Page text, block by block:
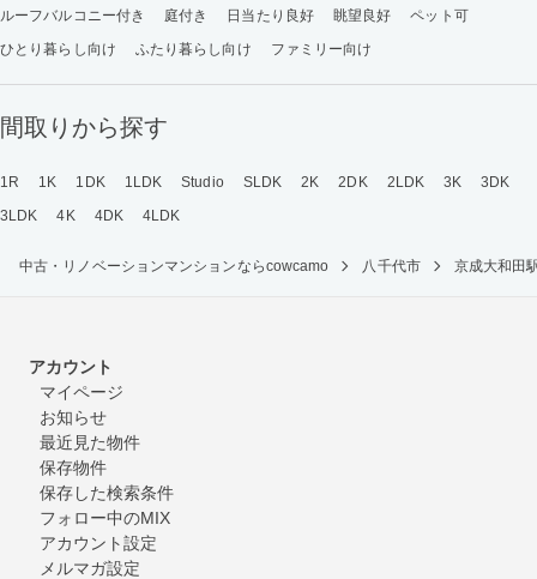
ルーフバルコニー付き 庭付き 日当たり良好 眺望良好
ペット可
ひとり暮らし向け
ふたり暮らし向け ファミリー向け
間取りから探す
1R 1K 1DK 1LDK Studio SLDK 2K 2DK 2LDK 3K
3DK
3LDK
4K 4DK 4LDK
中古・リノベーションマンションならcowcamo 八千代市 京成大和田
アカウント
マイページ
お知らせ
最近見た物件
保存物件
保存した検索条件
フォロー中のMIX
アカウント設定
メルマガ設定